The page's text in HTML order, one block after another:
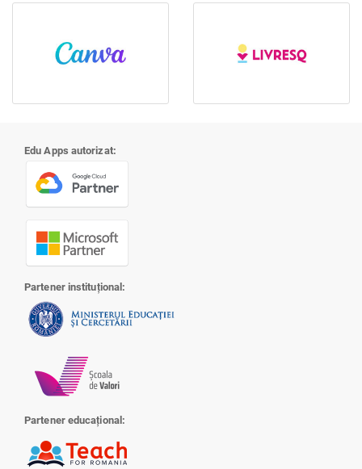
Edu Apps autorizat:
Partener instituțional:
Partener educațional: